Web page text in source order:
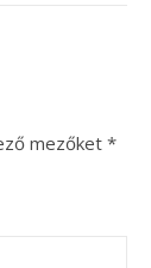
mezőket *